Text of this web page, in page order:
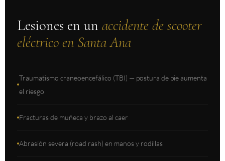
Lesiones en un accidente de scooter
eléctrico en Santa Ana
Traumatismo craneoencefálico (TBI) — postura de pie aumenta
el riesgo
Fracturas de muñeca y brazo al caer
Abrasión severa (road rash) en manos y rodillas